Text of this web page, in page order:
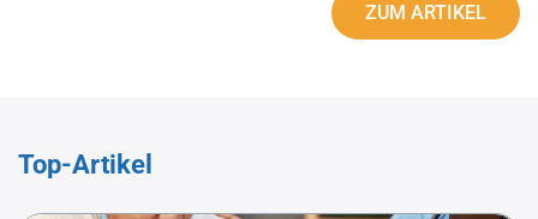
ZUM ARTIKEL
Top-Artikel